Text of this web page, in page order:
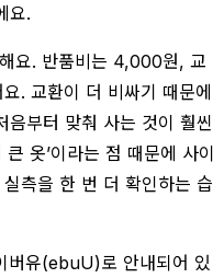
요.
요. 반품비는 4,000원, 교
. 교환이 더 비싸기 때문에
음부터 맞춰 사는 것이 훨씬
옷’이라는 점 때문에 사이
측을 한 번 더 확인하는 습
버유(ebuU)로 안내되어 있